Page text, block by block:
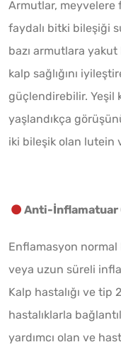
Armutlar, meyvelere
faydalı bitki bileşiği
bazı armutlara yakut
kalp sağlığını
güçlendirebilir. Yeşil
yaşlandıkça
iki bileşik olan lutein
Anti-İnflamatuar
Enflamasyon normal
veya uzun süreli
Kalp hastalığı ve
hastalıklarla
yardımcı olan ve